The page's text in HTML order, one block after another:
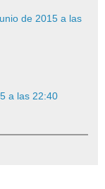
de 2015 a las
a las 22:40